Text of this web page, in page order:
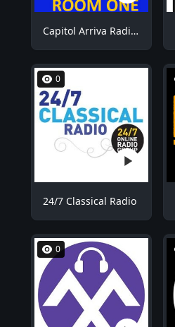
Capitol Arriva Radio ROOM1
0
24/7 Classical Radio
0